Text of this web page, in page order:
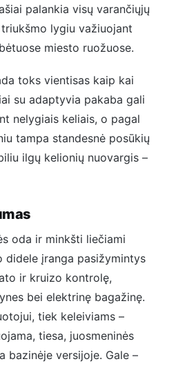
palankia visų varančiųjų
lygiu važiuojant
miesto ruožuose.
toks vientisas kaip kai
su adaptyvia pakaba gali
nelygiais keliais, o pagal
tampa standesnė posūkių
ilgų kelionių nuovargis –
oda ir minkšti liečiami
didele įranga pasižymintys
ir kruizo kontrolę,
bei elektrinę bagažinę.
tiek keleiviams –
tiesa, juosmeninės
bazinėje versijoje. Gale –